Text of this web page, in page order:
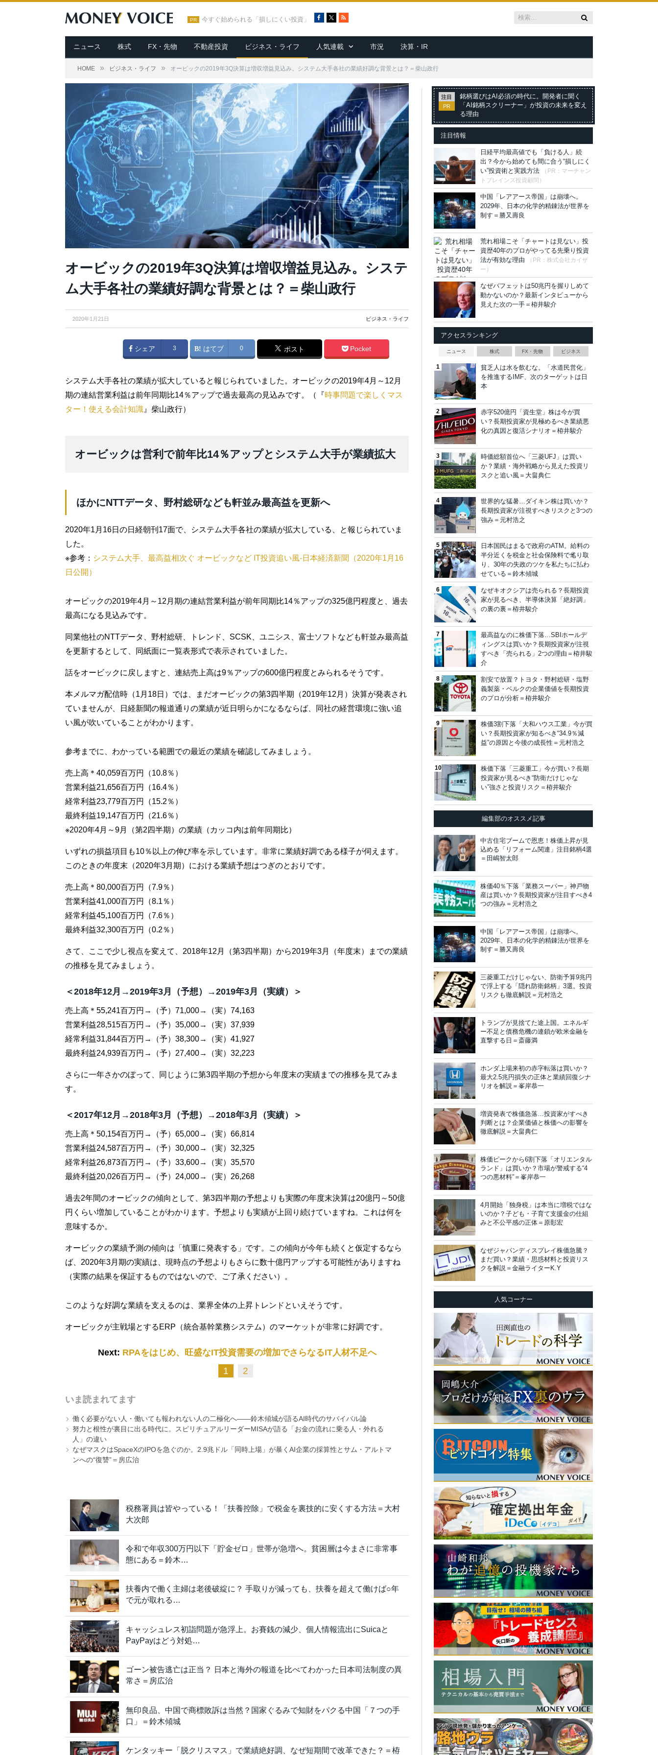
PR 今すぐ始められる「損しにくい投資」
c
e
b
o
R
S
ニュース 株式 FX・先物 不動産投資 ビジネス・ライフ 人気連載 市況 決算・IR
HOME » ビジネス・ライフ » オービックの2019年3Q決算は増収増益見込み。システム大手各社の業績好調な背景とは？＝柴山政行
オービックの2019年3Q決算は増収増益見込み。システ
ム大手各社の業績好調な背景とは？＝柴山政行
2020年1月21日 ビジネス・ライフ
シェア 3 はてブ 0 ポスト Pocket
システム大手各社の業績が拡大していると報じられていました。オービックの2019年4月～12月
期の連結営業利益は前年同期比14％アップで過去最高の見込みです。（『時事問題で楽しくマス
ター！使える会計知識 』柴山政行）
オービックは営利で前年比14％アップとシステム大手が業績拡大
ほかにNTTデータ、野村総研なども軒並み最高益を更新へ
2020年1月16日の日経朝刊17面で、システム大手各社の業績が拡大している、と報じられていま
した。
※参考： システム大手、最高益相次ぐ オービックなど IT投資追い風‐日本経済新聞（2020年1月16
日公開）
オービックの2019年4月～12月期の連結営業利益が前年同期比14％アップの325億円程度と、過去
最高になる見込みです。
同業他社のNTTデータ、野村総研、トレンド、SCSK、ユニシス、富士ソフトなども軒並み最高益
を更新するとして、同紙面に一覧表形式で表示されていました。
話をオービックに戻しますと、連結売上高は9％アップの600億円程度とみられるそうです。
本メルマガ配信時（1月18日）では、まだオービックの第3四半期（2019年12月）決算が発表され
ていませんが、日経新聞の報道通りの業績が近日明らかになるならば、同社の経営環境に強い追
い風が吹いていることがわかります。
参考までに、わかっている範囲での最近の業績を確認してみましょう。
売上高＊40,059百万円（10.8％）
営業利益21,656百万円（16.4％）
経常利益23,779百万円（15.2％）
最終利益19,147百万円（21.6％）
※2020年4月～9月（第2四半期）の業績（カッコ内は前年同期比）
いずれの損益項目も10％以上の伸び率を示しています。非常に業績好調である様子が伺えます。
このときの年度末（2020年3月期）における業績予想はつぎのとおりです。
売上高＊80,000百万円（7.9％）
営業利益41,000百万円（8.1％）
経常利益45,100百万円（7.6％）
最終利益32,300百万円（0.2％）
さて、ここで少し視点を変えて、2018年12月（第3四半期）から2019年3月（年度末）までの業績
の推移を見てみましょう。
＜2018年12月→2019年3月（予想）→2019年3月（実績）＞
売上高＊55,241百万円→（予）71,000→（実）74,163
営業利益28,515百万円→（予）35,000→（実）37,939
経常利益31,844百万円→（予）38,300→（実）41,927
最終利益24,939百万円→（予）27,400→（実）32,223
さらに一年さかのぼって、同じように第3四半期の予想から年度末の実績までの推移を見てみま
す。
＜2017年12月→2018年3月（予想）→2018年3月（実績）＞
売上高＊50,154百万円→（予）65,000→（実）66,814
営業利益24,587百万円→（予）30,000→（実）32,325
経常利益26,873百万円→（予）33,600→（実）35,570
最終利益20,026百万円→（予）24,000→（実）26,268
過去2年間のオービックの傾向として、第3四半期の予想よりも実際の年度末決算は20億円～50億
円くらい増加していることがわかります。予想よりも実績が上回り続けていますね。これは何を
意味するか。
オービックの業績予測の傾向は「慎重に発表する」です。この傾向が今年も続くと仮定するなら
ば、2020年3月期の実績は、現時点の予想よりもさらに数十億円アップする可能性がありますね
（実際の結果を保証するものではないので、ご了承ください）。
このような好調な業績を支えるのは、業界全体の上昇トレンドといえそうです。
オービックが主戦場とするERP（統合基幹業務システム）のマーケットが非常に好調です。
Next: RPAをはじめ、旺盛なIT投資需要の増加でさらなるIT人材不足へ
1 2
いま読まれてます
働く必要がない人・働いても報われない人の二極化へ――鈴木傾城が語るAI時代のサバイバル論
努力と根性が裏目に出る時代に。スピリチュアルリーダーMISAが語る「お金の流れに乗る人・外れる
人」の違い
なぜマスクはSpaceXのIPOを急ぐのか。2.9兆ドル「同時上場」が暴くAI企業の採算性とサム・アルトマ
ンへの“復讐”＝房広治
税務署員は皆やっている！「扶養控除」で税金を裏技的に安くする方法＝大村
大次郎
令和で年収300万円以下「貯金ゼロ」世帯が急増へ。貧困層は今まさに非常事
態にある＝鈴木…
扶養内で働く主婦は老後破綻に？ 手取りが減っても、扶養を超えて働けば○年
で元が取れる…
キャッシュレス初詣問題が急浮上。お賽銭の減少、個人情報流出にSuicaと
PayPayはどう対処…
ゴーン被告逃亡は正当？ 日本と海外の報道を比べてわかった日本司法制度の異
常さ＝房広治
無印良品、中国で商標敗訴は当然？国家ぐるみで知財をパクる中国「７つの手
口」＝鈴木傾城
ケンタッキー「脱クリスマス」で業績絶好調、なぜ短期間で改革できた？＝栫
注目
PR
銘柄選びはAI必須の時代に。開発者に聞く
「AI銘柄スクリーナー」が投資の未来を変え
る理由
注目情報
日経平均最高値でも「負ける人」続
出？今から始めても間に合う“損しにく
い”投資術と実践方法
（PR：マーチャン
トブレインズ投資顧問）
中国「レアアース帝国」は崩壊へ。
2029年、日本の化学的精錬法が世界を
制す＝勝又壽良
荒れ相場こそ「チャートは見ない」投
資歴40年のプロがやってる先乗り投資
法が有効な理由
（PR：株式会社カイザ
ー）
なぜバフェットは50兆円を握りしめて
動かないのか？最新インタビューから
見えた次の一手＝栫井駿介
アクセスランキング
ニュース 株式 FX・先物 ビジネス
貧乏人は水を飲むな。「水道民営化」
を推進するIMF、次のターゲットは日
本
赤字520億円「資生堂」株は今が買
い？長期投資家が見極めるべき業績悪
化の真因と復活シナリオ＝栫井駿介
時価総額首位へ「三菱UFJ」は買い
か？業績・海外戦略から見えた投資リ
スクと追い風＝大畠典仁
世界的な猛暑…ダイキン株は買いか？
長期投資家が注視すべきリスクと3つの
強み＝元村浩之
日本国民はまるで政府のATM。給料の
半分近くを税金と社会保険料で毟り取
り、30年の失政のツケを私たちに払わ
せている＝鈴木傾城
なぜキオクシアは売られる？長期投資
家が見るべき、半導体決算「絶好調」
の裏の裏＝栫井駿介
最高益なのに株価下落…SBIホールデ
ィングスは買いか？長期投資家が注視
すべき「売られる」2つの理由＝栫井駿
介
割安で放置？トヨタ・野村総研・塩野
義製薬・ベルクの企業価値を長期投資
のプロが分析＝栫井駿介
株価3割下落「大和ハウス工業」今が買
い？長期投資家が知るべき“34.9％減
益”の原因と今後の成長性＝元村浩之
株価下落「三菱重工」今が買い？長期
投資家が見るべき“防衛だけじゃな
い”強さと投資リスク＝栫井駿介
編集部のオススメ記事
中古住宅ブームで恩恵！株価上昇が見
込める「リフォーム関連」注目銘柄4選
＝田嶋智太郎
株価40％下落「業務スーパー」神戸物
産は買いか？長期投資家が注目すべき4
つの強み＝元村浩之
中国「レアアース帝国」は崩壊へ。
2029年、日本の化学的精錬法が世界を
制す＝勝又壽良
三菱重工だけじゃない、防衛予算9兆円
で浮上する「隠れ防衛銘柄」3選。投資
リスクも徹底解説＝元村浩之
トランプが見捨てた途上国。エネルギ
ー不足と債務危機の連鎖が欧米金融を
直撃する日＝斎藤満
ホンダ上場来初の赤字転落は買いか？
最大2.5兆円損失の正体と業績回復シナ
リオを解説＝峯岸恭一
増資発表で株価急落…投資家がすべき
判断とは？企業価値と株価への影響を
徹底解説＝大畠典仁
株価ピークから6割下落「オリエンタル
ランド」は買いか？市場が警戒する“4
つの悪材料”＝峯岸恭一
4月開始「独身税」は本当に増税ではな
いのか？子ども・子育て支援金の仕組
みと不公平感の正体＝原彰宏
なぜジャパンディスプレイ株価急騰？
まだ買い？業績・思惑材料と投資リス
クを解説＝金融ライターK.Y
人気コーナー